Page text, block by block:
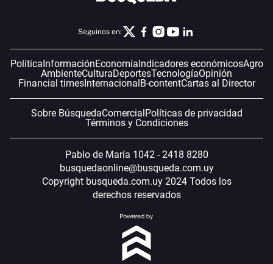
Seguinos en:
PolíticaInformaciónEconomíaIndicadores económicosAgro
AmbienteCulturaDeportesTecnologíaOpinión
Financial timesInternacionalB-contentCartas al Director
Sobre BúsquedaComercialPolíticas de privacidad
Términos y Condiciones
Pablo de María 1042 - 2418 8280
busquedaonline@busqueda.com.uy
Copyright busqueda.com.uy 2024 Todos los
derechos reservados